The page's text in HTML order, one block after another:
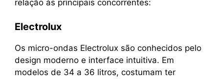
relação às principais concorrentes:
Electrolux
Os micro-ondas Electrolux são conhecidos pelo
design moderno e interface intuitiva. Em
modelos de 34 a 36 litros, costumam ter